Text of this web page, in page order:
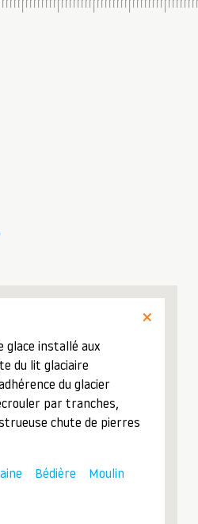
glace installé aux
du lit glaciaire
du glacier
par tranches,
chute de pierres
Bédière
Moulin